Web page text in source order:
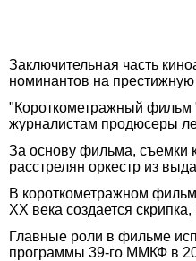
Заключительная часть
номинантов на
"Короткометражный фильм
журналистам продюсеры
За основу фильма, съемки
расстрелян оркестр из
В короткометражном
XX века создается
Главные роли в фильме
программы 39-го ММКФ в